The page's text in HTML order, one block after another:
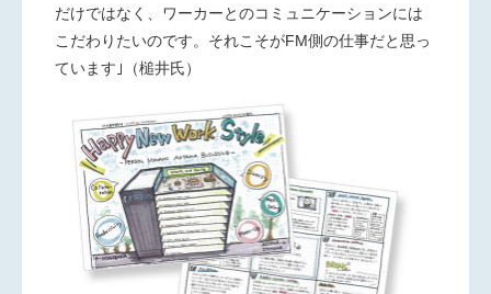
だけではなく、ワーカーとのコミュニケーションには
こだわりたいのです。それこそがFM側の仕事だと思っ
ています｣（槌井氏）